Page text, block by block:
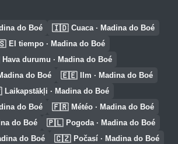
do Boé 🇮🇩 Cuaca · Madina do Boé
El tiempo · Madina do Boé
Hava durumu · Madina do Boé
do Boé 🇪🇪 Ilm · Madina do Boé
Laikapstākļi · Madina do Boé
do Boé 🇫🇷 Météo · Madina do Boé
do Boé 🇵🇱 Pogoda · Madina do Boé
do Boé 🇨🇿 Počasí · Madina do Boé